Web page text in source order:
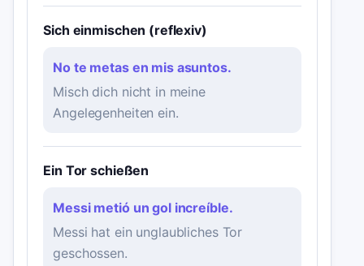
Sich einmischen (reflexiv)
No te metas en mis asuntos.
Misch dich nicht in meine
Angelegenheiten ein.
Ein Tor schießen
Messi metió un gol increíble.
Messi hat ein unglaubliches Tor
geschossen.